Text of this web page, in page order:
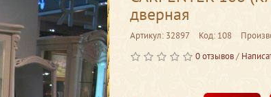
дверная
Артикул: 32897 Код: 108
0 отзывов/